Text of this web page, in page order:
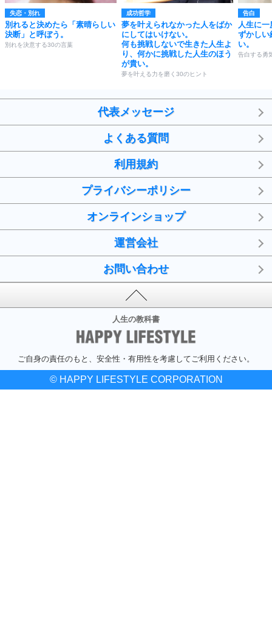
失恋・別れ
別れると決めたら「素晴らしい
決断」と呼ぼう。
別れを決意する30の言葉
成功哲学
夢を叶えられなかった人をばか
にしてはいけない。
何も挑戦しないで生きた人生よ
り、何かに挑戦した人生のほう
が貴い。
夢を叶える力を磨く30のヒント
告白
人生に
ずかしい
い。
告白する勇
代表メッセージ
よくある質問
利用規約
プライバシーポリシー
オンラインショップ
運営会社
お問い合わせ
人生の教科書
ご自身の責任のもと、安全性・有用性を考慮してご利用ください。
© HAPPY LIFESTYLE CORPORATION